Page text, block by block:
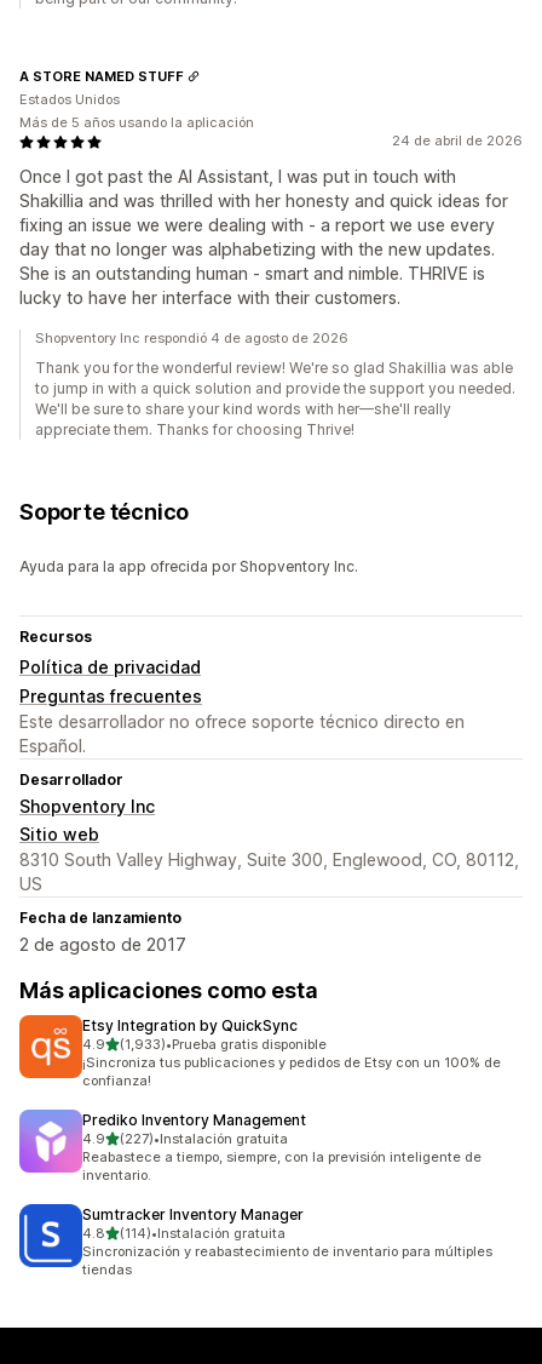
24 de abril de 2026
Once I got past the AI Assistant, I was put in touch with
Shakillia and was thrilled with her honesty and quick ideas for
fixing an issue we were dealing with - a report we use every
day that no longer was alphabetizing with the new updates.
She is an outstanding human - smart and nimble. THRIVE is
lucky to have her interface with their customers.
A STORE NAMED STUFF
Estados Unidos
Más de 5 años usando la aplicación
Shopventory Inc respondió 4 de agosto de 2026
Thank you for the wonderful review! We're so glad Shakillia was able
to jump in with a quick solution and provide the support you needed.
We'll be sure to share your kind words with her—she'll really
appreciate them. Thanks for choosing Thrive!
Soporte técnico
Ayuda para la app ofrecida por Shopventory Inc.
Recursos
Política de privacidad
Preguntas frecuentes
Este desarrollador no ofrece soporte técnico directo en
Español.
Desarrollador
Shopventory Inc
Sitio web
8310 South Valley Highway, Suite 300, Englewood, CO, 80112,
US
Fecha de lanzamiento
2 de agosto de 2017
Más aplicaciones como esta
Etsy Integration by QuickSync
4.9de 5 estrellas
(1,933)
1933 reseñas en total
•Prueba gratis disponible
¡Sincroniza tus publicaciones y pedidos de Etsy con un 100% de
confianza!
Prediko Inventory Management
4.9de 5 estrellas
(227)
227 reseñas en total
•Instalación gratuita
Reabastece a tiempo, siempre, con la previsión inteligente de
inventario.
Sumtracker Inventory Manager
4.8de 5 estrellas
(114)
114 reseñas en total
•Instalación gratuita
Sincronización y reabastecimiento de inventario para múltiples
tiendas